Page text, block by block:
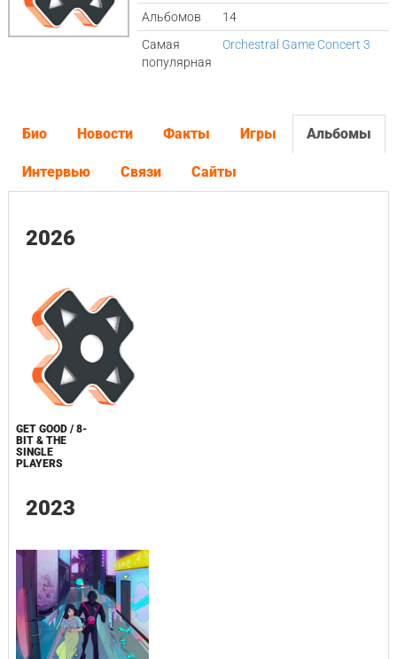
Альбомов
14
Самая
популярная
Orchestral Game Concert 3
Био Новости Факты Игры Альбомы
Интервью Связи Сайты
2026
GET GOOD / 8-
BIT & THE
SINGLE
PLAYERS
2023